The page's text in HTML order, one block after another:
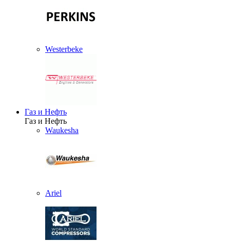
Westerbeke
Газ и Нефть
Газ и Нефть
Waukesha
Ariel